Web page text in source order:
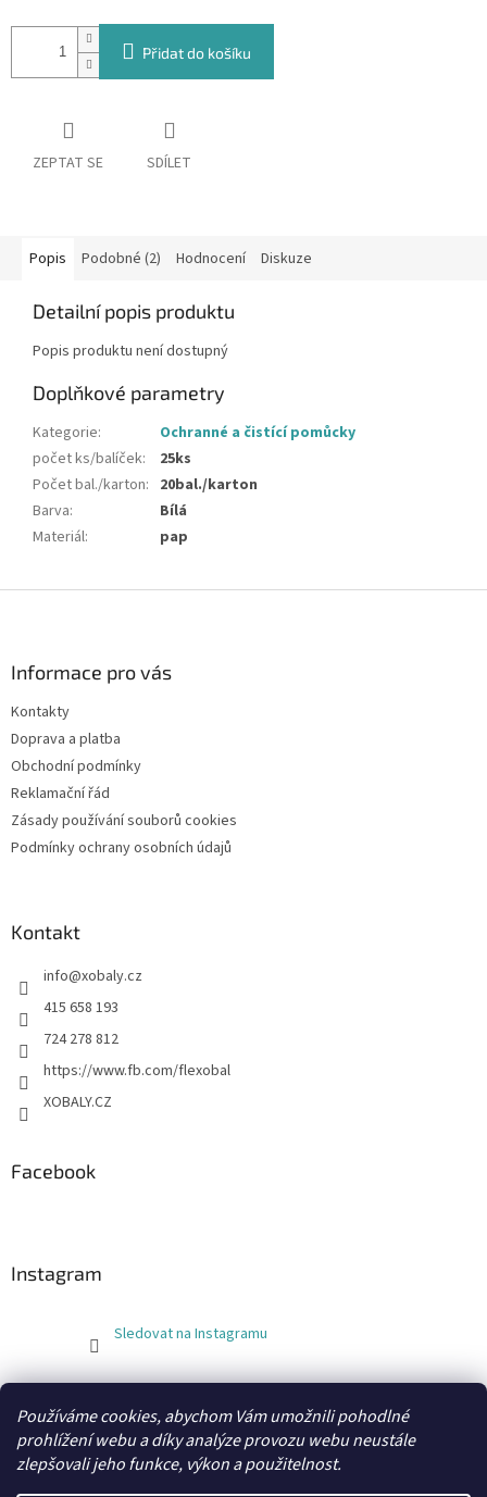
Používáme cookies, abychom Vám umožnili pohodlné
prohlížení webu a díky analýze provozu webu neustále
zlepšovali jeho funkce, výkon a použitelnost.
Přidat do košíku
ZEPTAT SE SDÍLET
Popis Podobné (2) Hodnocení Diskuze
Detailní popis produktu
Popis produktu není dostupný
Doplňkové parametry
Kategorie:
Ochranné a čistící pomůcky
počet ks/balíček:
25ks
Počet bal./karton: 20bal./karton
Barva:
Bílá
Materiál: pap
Informace pro vás
Kontakty
Doprava a platba
Obchodní podmínky
Reklamační řád
Zásady používání souborů cookies
Podmínky ochrany osobních údajů
Kontakt
info@xobaly.cz
415 658 193
724 278 812
https://www.fb.com/flexobal
XOBALY.CZ
Facebook
Instagram
Sledovat na Instagramu